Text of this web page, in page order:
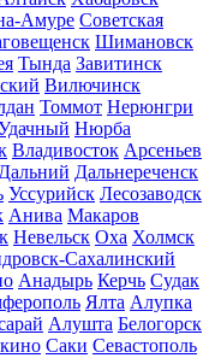
Амуре Советская
Шимановск
Тында Завитинск
Вилючинск
Томмот Нерюнгри
Нюрба
Владивосток Арсеньев
Дальнереченск
Уссурийск Лесозаводск
Анива Макаров
Невельск Оха Холмск
Сахалинский
Анадырь Керчь Судак
Ялта Алупка
Алушта Белогорск
Саки Севастополь